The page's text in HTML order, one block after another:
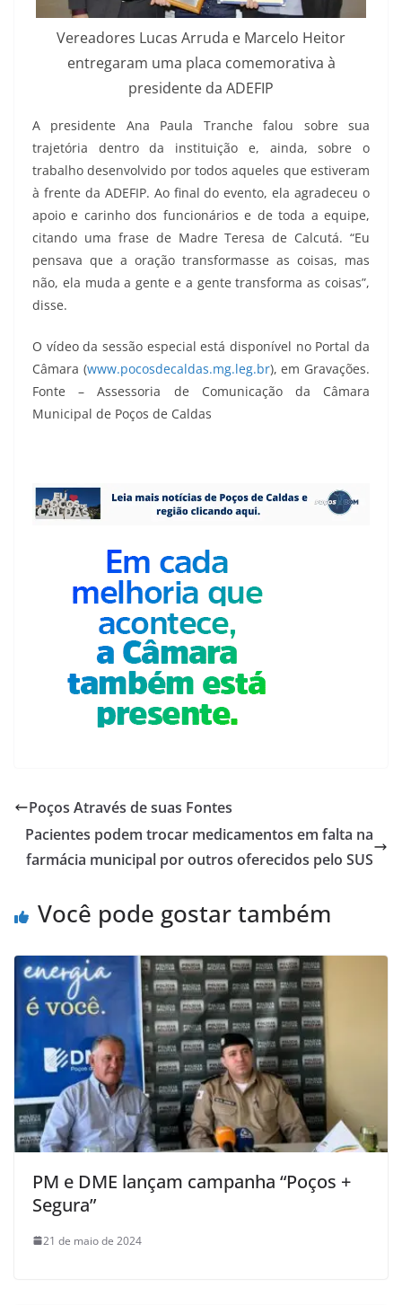
Vereadores Lucas Arruda e Marcelo Heitor
entregaram uma placa comemorativa à
presidente da ADEFIP
A presidente Ana Paula Tranche falou sobre sua
trajetória dentro da instituição e, ainda, sobre o
trabalho desenvolvido por todos aqueles que estiveram
à frente da ADEFIP. Ao final do evento, ela agradeceu o
apoio e carinho dos funcionários e de toda a equipe,
citando uma frase de Madre Teresa de Calcutá. “Eu
pensava que a oração transformasse as coisas, mas
não, ela muda a gente e a gente transforma as coisas”,
disse.
O vídeo da sessão especial está disponível no Portal da
Câmara (www.pocosdecaldas.mg.leg.br), em Gravações.
Fonte – Assessoria de Comunicação da Câmara
Municipal de Poços de Caldas
Poços Através de suas Fontes
Pacientes podem trocar medicamentos em falta na
farmácia municipal por outros oferecidos pelo SUS
Você pode gostar também
PM e DME lançam campanha “Poços +
Segura”
21 de maio de 2024